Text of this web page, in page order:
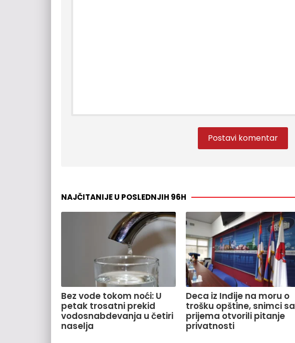
NAJČITANIJE U POSLEDNJIH 96H
Bez vode tokom noći: U
petak trosatni prekid
vodosnabdevanja u četiri
naselja
Deca iz Inđije na moru o
trošku opštine, snimci sa
prijema otvorili pitanje
privatnosti